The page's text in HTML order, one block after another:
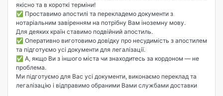
якісно та в короткі терміни! ⠀
✅ Проставимо апостилі та перекладемо документи з
нотаріальним завіренням на потрібну Вам іноземну мову.
Для деяких країн ставимо подвійний апостиль. ⠀
✅ Оперативно виготовимо довідку про несудимість з апостилем
та підготуємо усі документи для легалізації. ⠀
✅ А, якщо Ви з іншого міста чи знаходитесь за кордоном — не
проблема.
Ми підготуємо для Вас усі документи, виконаємо переклад та
легалізацію і відправимо обраними Вами службами доставки